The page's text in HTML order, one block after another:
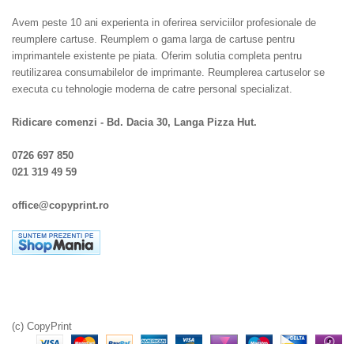
Avem peste 10 ani experienta in oferirea serviciilor profesionale de
reumplere cartuse. Reumplem o gama larga de cartuse pentru
imprimantele existente pe piata. Oferim solutia completa pentru
reutilizarea consumabilelor de imprimante. Reumplerea cartuselor se
executa cu tehnologie moderna de catre personal specializat.
Ridicare comenzi - Bd. Dacia 30, Langa Pizza Hut.
0726 697 850
021 319 49 59
office@copyprint.ro
(c) CopyPrint